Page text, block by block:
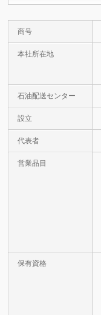
商号
本社所在地
石油配送センター
設立
代表者
営業品目
保有資格